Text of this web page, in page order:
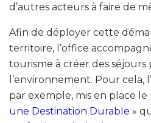
d’autres acteurs à faire de
Afin de déployer cette
territoire, l’office
tourisme à créer des
l’environnement. Pour cela,
par exemple, mis en place le
une Destination Durable »